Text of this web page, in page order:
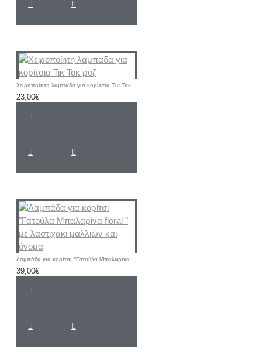
Χειροποίητη λαμπάδα για κορίτσια Τικ Τοκ ροζ
23,00€
Λαμπάδα για κορίτσι "Γατούλα Μπαλαρίνα floral " με λαστιχάκι μαλλιών και όνομα
39,00€